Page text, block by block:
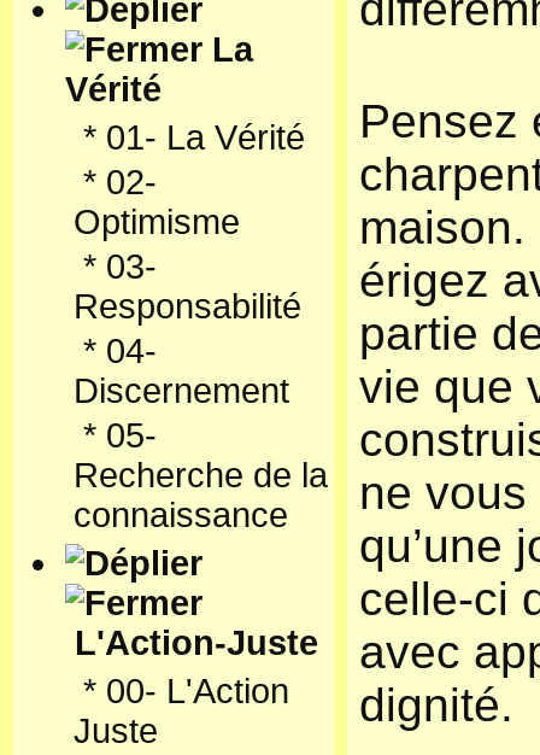
La
Vérité
* 01- La Vérité
* 02-
Optimisme
* 03-
Responsabilité
* 04-
Discernement
* 05-
Recherche de la
connaissance
L'Action-Juste
* 00- L'Action
Juste
Pensez
érigez
partie
vie que
ne
qu’une
celle-ci
avec
dignité.